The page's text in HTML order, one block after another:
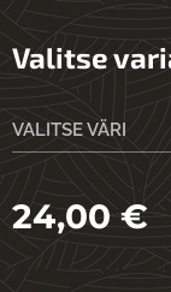
Valitse
VALITSE VÄRI
24,00€